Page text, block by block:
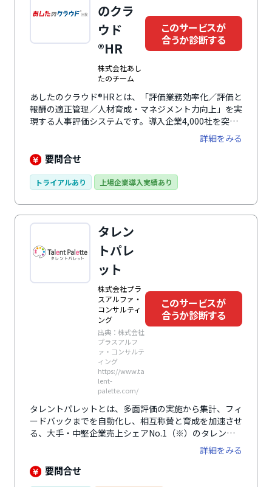
のクラ
ウド
®HR
株式会社あし
たのチーム
このサービスが
合うか診断する
あしたのクラウド®HRとは、「評価業務効率化／評価と
報酬の適正管理／人材育成・マネジメント力向上」を実
現する人事評価システムです。導入企業4,000社を突
破・中小企業シェアNo.1※を誇り、受賞実績も豊富で
す。紙やエクセルでのアナログ管理の煩わしさを解消
し、テレワークやスマートフォンにも対応。人件費をリ
ン機能」や、「目標の自動添削機能」で経営者・管理職
ストップで提供する万全のサポート体制も魅力です。※
出典元: ※デロイト トーマツ ミック経済研究所株式会社
「HRTechクラウド市場の実態と展望2024年度版」
SMB向け人事・配置クラウド売上高より
詳細をみる
要問合せ
トライアルあり 上場企業導入実績あり
タレン
トパレ
ット
株式会社プラ
スアルファ・
コンサルティ
ング
出典：株式会社
プラスアルフ
ァ・コンサルテ
ィング
https://www.ta
lent-
palette.com/
このサービスが
合うか診断する
タレントパレットとは、多面評価の実施から集計、フィ
ードバックまでを自動化し、相互称賛と育成を加速させ
る、大手・中堅企業売上シェアNo.1（※）のタレント
マネジメントシステムです。自社の運用に合わせた評価
項目設定と匿名性を担保した評価者抽出が可能。結果は
自動レポ―ト化され、スキルや適性検査などのデータと
詳細をみる
要問合せ